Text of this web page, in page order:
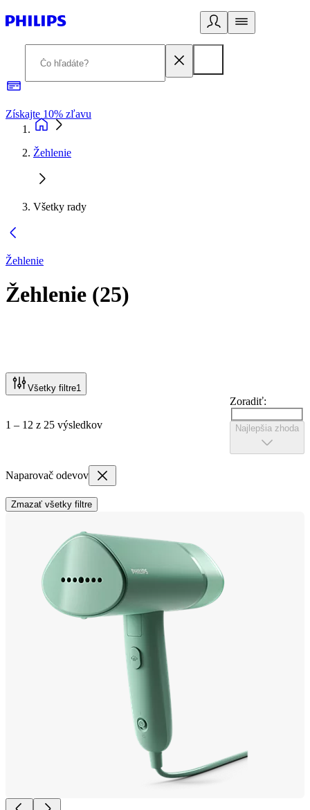
Získajte 10% zľavu
Žehlenie
Všetky rady
Žehlenie
Žehlenie (25)
Všetky filtre1
1 – 12 z 25 výsledkov
Zoradiť:
Najlepšia zhoda
Naparovač odevov
Zmazať všetky filtre